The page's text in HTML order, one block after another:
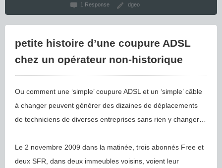
1 Response
dgeo
petite histoire d’une coupure ADSL
chez un opérateur non-historique
Ou comment une ‘simple’ coupure ADSL et un ‘simple’ câble
à changer peuvent générer des dizaines de déplacements
de techniciens de diverses entreprises sans rien y changer…
Le 2 novembre 2009 dans la matinée, trois abonnés Free et
deux SFR, dans deux immeubles voisins, voient leur